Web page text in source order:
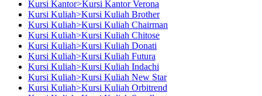
Kursi Kantor>Kursi Kantor Verona
Kursi Kuliah>Kursi Kuliah Brother
Kursi Kuliah>Kursi Kuliah Chairman
Kursi Kuliah>Kursi Kuliah Chitose
Kursi Kuliah>Kursi Kuliah Donati
Kursi Kuliah>Kursi Kuliah Futura
Kursi Kuliah>Kursi Kuliah Indachi
Kursi Kuliah>Kursi Kuliah New Star
Kursi Kuliah>Kursi Kuliah Orbitrend